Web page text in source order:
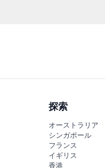
探索
オーストラリア
シンガポール
フランス
イギリス
香港